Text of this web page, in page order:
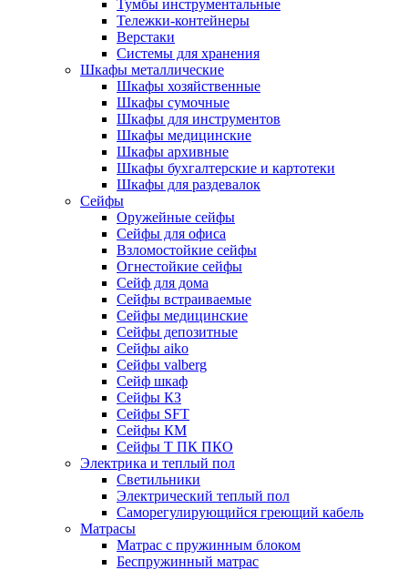
Тумбы инструментальные
Тележки-контейнеры
Верстаки
Системы для хранения
Шкафы металлические
Шкафы хозяйственные
Шкафы сумочные
Шкафы для инструментов
Шкафы медицинские
Шкафы архивные
Шкафы бухгалтерские и картотеки
Шкафы для раздевалок
Сейфы
Оружейные сейфы
Сейфы для офиса
Взломостойкие сейфы
Огнестойкие сейфы
Cейф для дома
Сейфы встраиваемые
Сейфы медицинские
Сейфы депозитные
Сейфы aiko
Сейфы valberg
Сейф шкаф
Сейфы КЗ
Сейфы SFT
Сейфы КМ
Сейфы Т ПК ПКО
Электрика и теплый пол
Светильники
Электрический теплый пол
Саморегулирующийся греющий кабель
Матрасы
Матрас с пружинным блоком
Беспружинный матрас